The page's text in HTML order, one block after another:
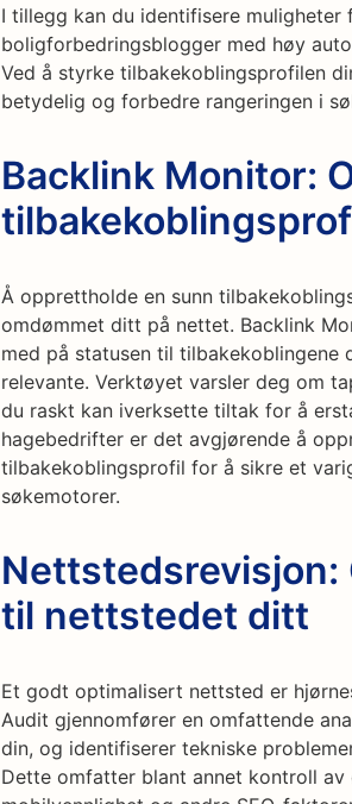
I tillegg kan du identifisere
boligforbedringsblogger med høy
Ved å styrke tilbakekoblingsprofilen
betydelig og forbedre rangeringen i
Backlink Monitor:
Å opprettholde en sunn
omdømmet ditt på nettet. Backlink
med på statusen til
relevante. Verktøyet varsler deg om
du raskt kan iverksette tiltak for å
hagebedrifter er det avgjørende å
tilbakekoblingsprofil for å sikre et
søkemotorer.
til nettstedet ditt
Et godt optimalisert nettsted er
Audit gjennomfører en omfattende
din, og identifiserer tekniske
Dette omfatter blant annet kontroll av